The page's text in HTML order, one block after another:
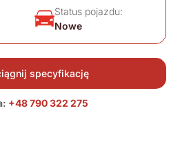
Status pojazdu:
Nowe
specyfikację
+48 790 322 275